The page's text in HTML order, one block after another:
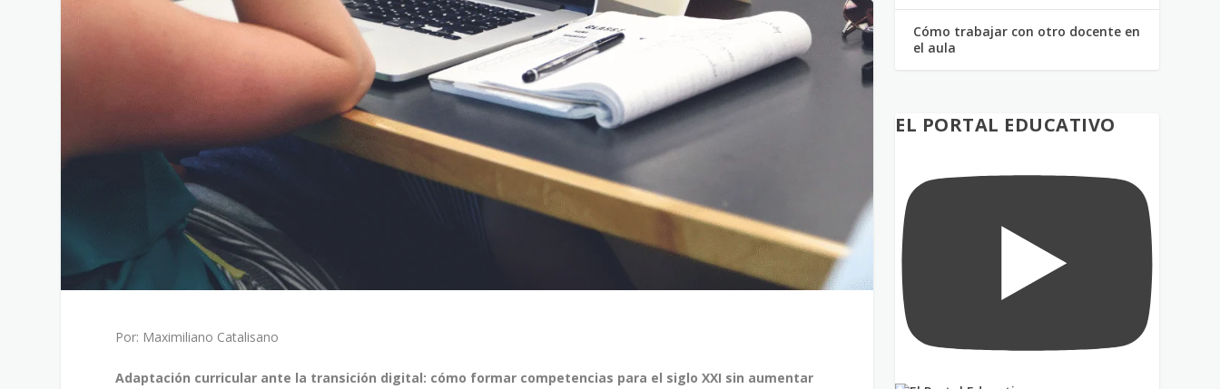
Por: Maximiliano Catalisano
Adaptación curricular ante la transición digital: cómo formar competencias para el siglo XXI sin aumentar
Cómo trabajar con otro docente en
el aula
EL PORTAL EDUCATIVO